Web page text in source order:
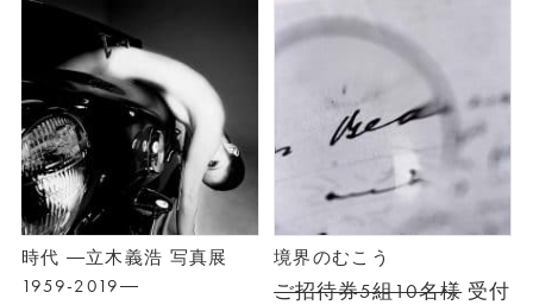
時代 ―立木義浩 写真展
1959-2019―
境界のむこう
ご招待券5組10名様受付